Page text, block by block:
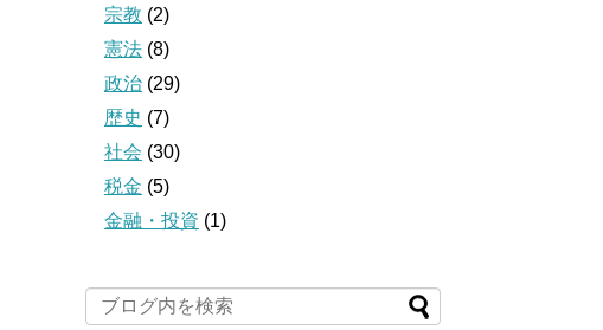
宗教 (2)
憲法 (8)
政治 (29)
歴史 (7)
社会 (30)
税金 (5)
金融・投資 (1)